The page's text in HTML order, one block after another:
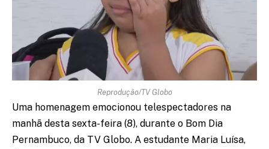
Reprodução/TV Globo
Uma homenagem emocionou telespectadores na
manhã desta sexta-feira (8), durante o Bom Dia
Pernambuco, da TV Globo. A estudante Maria Luísa,